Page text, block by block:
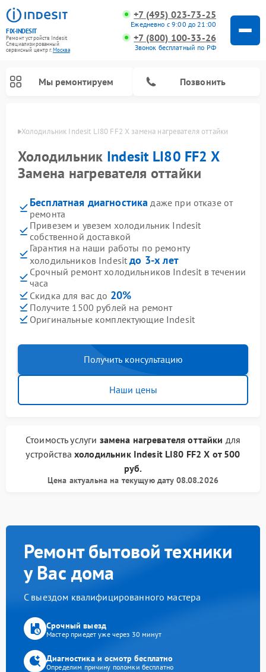
FIX-INDESIT
Ремонт устройств Indesit
Специализированный
cервисный центр г.Москва
+7 (495) 023-73-25
Ежедневно с 9:00 до 21:00
+7 (800) 100-33-26
Звонок бесплатный по РФ
Мы ремонтируем Позвонить
Холодильник Indesit LI80 FF2 X замена нагревателя оттайки
Холодильник Indesit LI80 FF2 X
Замена нагревателя оттайки
Бесплатная диагностика даже при отказе от
ремонта
Привезем и увезем холодильник Indesit
собственной доставкой
Гарантия на наши работы по ремонту
холодильников Indesitдо 3-х лет
Срочный ремонт холодильников Indesit в течении
часа
Скидка для вас до 20%
Получите 1500 рублей на ремонт
Оригинальные комплектующие Indesit
Получить консультацию
Наши цены
Стоимость услуги замена нагревателя оттайки для
устройствахолодильник Indesit LI80 FF2 X от 500
руб.
Цена актуальна на текущую дату 08.08.2026
Ремонт бытовой техники
у Вас дома
С выездом квалифицированного мастера
Срочный выезд
Мастер приедет уже через 30 минут
Диагностика и осмотр бесплатно
Определим причину поломки бесплатно